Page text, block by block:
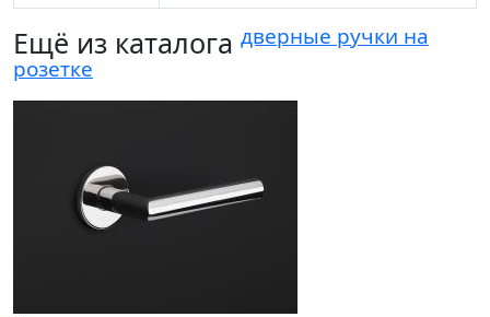
Ещё из каталога дверные ручки на
розетке